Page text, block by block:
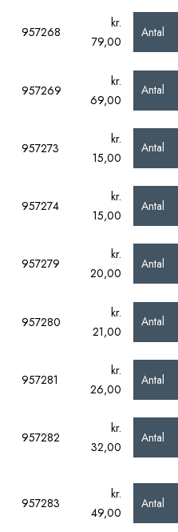
957268
kr.
79,00
Antal
957269
kr.
69,00
Antal
957273
kr.
15,00
Antal
957274
kr.
15,00
Antal
957279
kr.
20,00
Antal
957280
kr.
21,00
Antal
957281
kr.
26,00
Antal
957282
kr.
32,00
Antal
957283
kr.
49,00
Antal